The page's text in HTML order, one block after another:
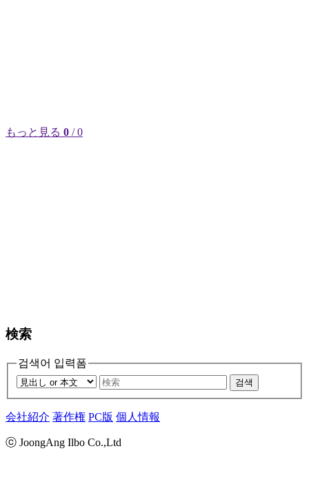
もっと見る 0 / 0
検索
검색어 입력폼
검색
会社紹介 著作権 PC版 個人情報
ⓒ JoongAng Ilbo Co.,Ltd